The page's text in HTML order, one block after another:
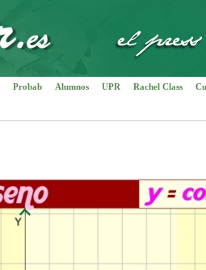
Probab Alumnos UPR Rachel Class